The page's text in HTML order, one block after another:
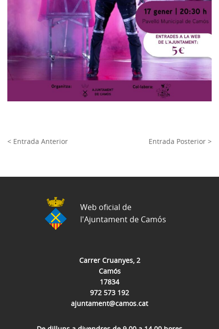
< Entrada Anterior Entrada Posterior >
Carrer Cruanyes, 2
Camós
17834
972 573 192
ajuntament@camos.cat
Web oficial de
l'Ajuntament de Camós